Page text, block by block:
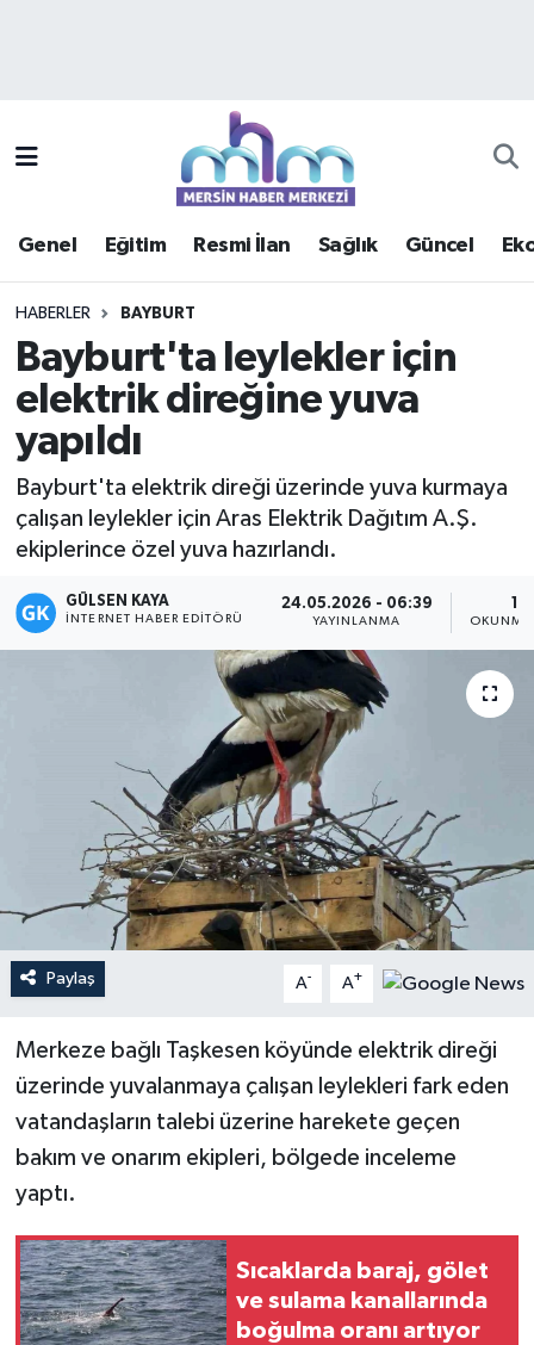
Genel Eğitim Resmi İlan Sağlık Güncel
HABERLER BAYBURT
Bayburt'ta leylekler için
elektrik direğine yuva
yapıldı
Bayburt'ta elektrik direği üzerinde yuva kurmaya
çalışan leylekler için Aras Elektrik Dağıtım A.Ş.
ekiplerince özel yuva hazırlandı.
GÜLSEN KAYA
İNTERNET HABER EDITÖRÜ
24.05.2026 - 06:39
YAYINLANMA OKUNMA
Paylaş A- A+
Merkeze bağlı Taşkesen köyünde elektrik direği
üzerinde yuvalanmaya çalışan leylekleri fark eden
vatandaşların talebi üzerine harekete geçen
bakım ve onarım ekipleri, bölgede inceleme
yaptı.
Sıcaklarda baraj, gölet
ve sulama kanallarında
boğulma oranı artıyor
Güncel
Haberde insan
Kültür - Sanat
Özel Haber
Politika
Resmi İlan
Sağlık
Spor
Sürmanşet
Teknoloji
Yaşam
Mersin Trafik Yoğunluk Haritası
Süper Lig Puan Durumu ve Fikstür
Haber Arşivi